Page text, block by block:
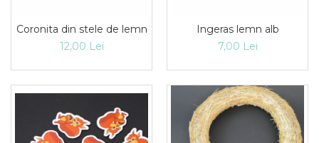
Coronita din stele de lemn
12,00 Lei
Ingeras lemn alb
7,00 Lei